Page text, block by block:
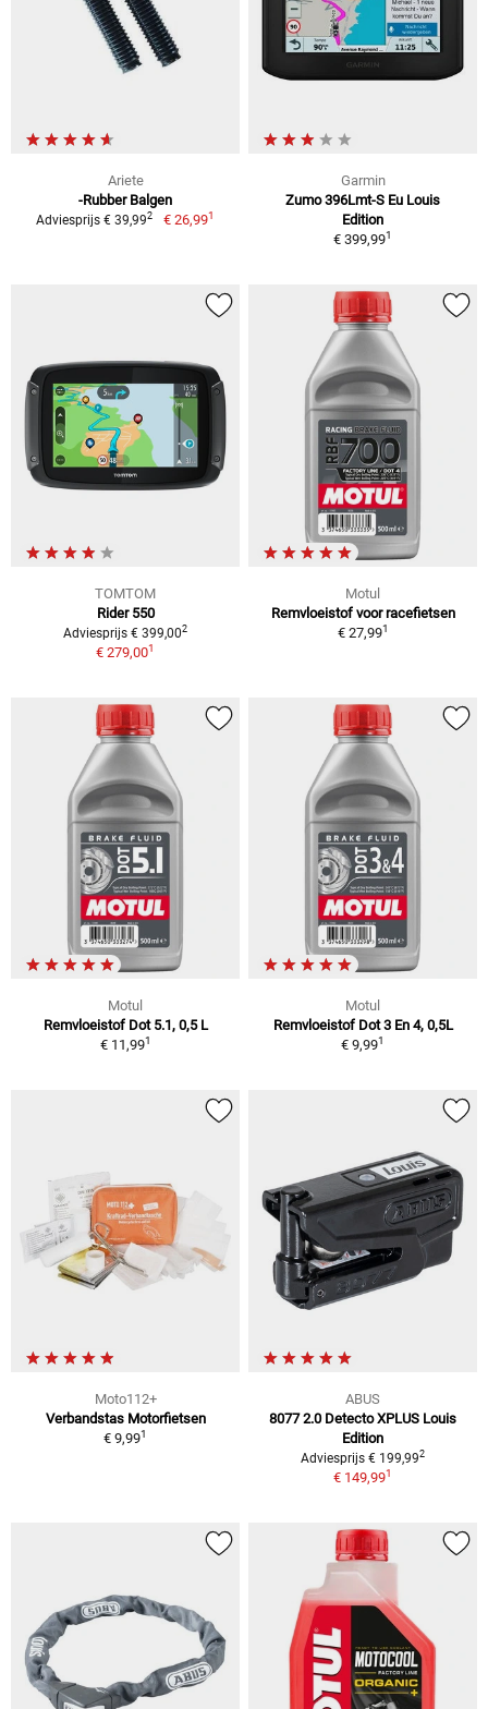
Ariete
-Rubber Balgen
Adviesprijs € 39,992 € 26,991
Garmin
Zumo 396Lmt-S Eu Louis
Edition
€ 399,991
TOMTOM
Rider 550
Adviesprijs € 399,002
€ 279,001
Motul
Remvloeistof voor racefietsen
€ 27,991
Motul
Remvloeistof Dot 5.1, 0,5 L
€ 11,991
Motul
Remvloeistof Dot 3 En 4, 0,5L
€ 9,991
Moto112+
Verbandstas Motorfietsen
€ 9,991
ABUS
8077 2.0 Detecto XPLUS Louis
Edition
Adviesprijs € 199,992
€ 149,991